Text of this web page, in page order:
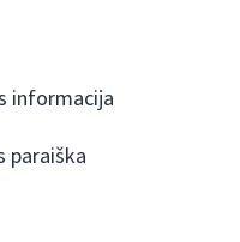
informacija
paraiška